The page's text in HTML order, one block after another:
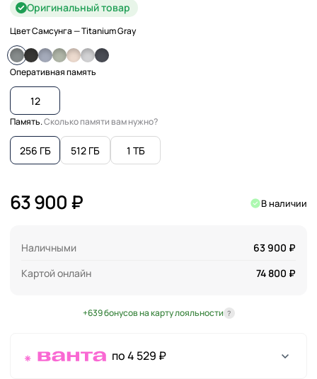
Оригинальный товар
Цвет Самсунга— Titanium Gray
Оперативная память
12
Память.Сколько памяти вам нужно?
256 ГБ 512 ГБ 1 ТБ
63 900 ₽ В наличии
Наличными
63 900 ₽
Картой онлайн
74 800 ₽
+639 бонусов на карту лояльности ?
по 4 529 ₽